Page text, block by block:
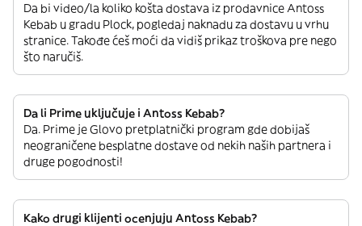
Da bi video/la koliko košta dostava iz prodavnice Antoss
Kebab u gradu Plock, pogledaj naknadu za dostavu u vrhu
stranice. Takođe ćeš moći da vidiš prikaz troškova pre nego
što naručiš.
Da li Prime uključuje i Antoss Kebab?
Da. Prime je Glovo pretplatnički program gde dobijaš
neograničene besplatne dostave od nekih naših partnera i
druge pogodnosti!
Kako drugi klijenti ocenjuju Antoss Kebab?